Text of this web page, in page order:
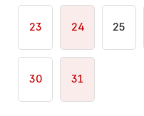
23 24 25
30 31